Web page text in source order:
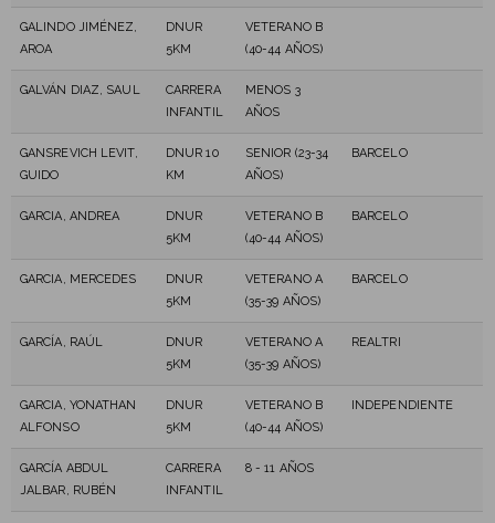
GALINDO JIMÉNEZ,
AROA
DNUR
5KM
VETERANO B
(40-44 AÑOS)
GALVÁN DIAZ, SAUL
CARRERA
INFANTIL
MENOS 3
AÑOS
GANSREVICH LEVIT,
GUIDO
DNUR 10
KM
SENIOR (23-34
AÑOS)
BARCELO
GARCIA, ANDREA
DNUR
5KM
VETERANO B
(40-44 AÑOS)
BARCELO
GARCIA, MERCEDES
DNUR
5KM
VETERANO A
(35-39 AÑOS)
BARCELO
GARCÍA, RAÚL
DNUR
5KM
VETERANO A
(35-39 AÑOS)
REALTRI
GARCIA, YONATHAN
ALFONSO
DNUR
5KM
VETERANO B
(40-44 AÑOS)
INDEPENDIENTE
GARCÍA ABDUL
JALBAR, RUBÉN
CARRERA
INFANTIL
8 - 11 AÑOS